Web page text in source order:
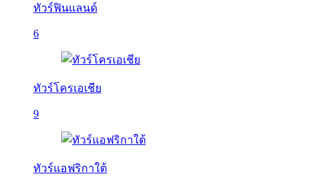
ทัวร์ฟินแลนด์
6
ทัวร์โครเอเชีย
9
ทัวร์แอฟริกาใต้